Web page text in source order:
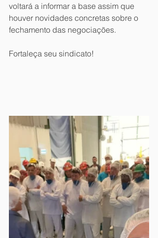
voltará a informar a base assim que
houver novidades concretas sobre o
fechamento das negociações.
Fortaleça seu sindicato!